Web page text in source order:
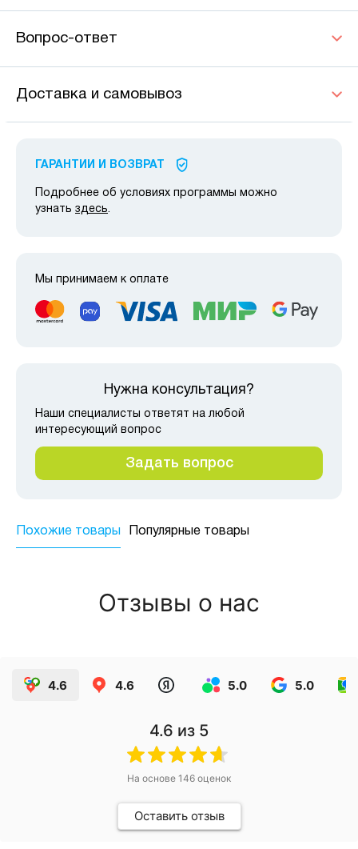
Вопрос-ответ
Доставка и самовывоз
ГАРАНТИИ И ВОЗВРАТ
Подробнее об условиях программы можно
узнать здесь.
Мы принимаем к оплате
Нужна консультация?
Наши специалисты ответят на любой
интересующий вопрос
Задать вопрос
Похожие товары Популярные товары
Отзывы о нас
4.6 4.6 5.0 5.0
4.6 из 5
На основе 146 оценок
Оставить отзыв